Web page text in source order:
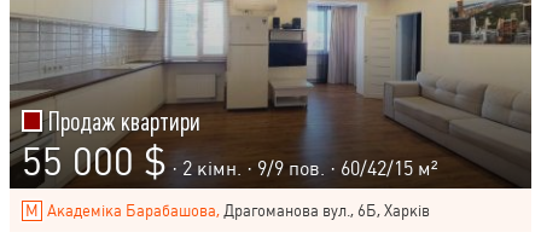
Продаж квартири
55 000 $ · 2 кімн. · 9/9 пов. · 60/42/15 м²
Академіка Барабашова, Драгоманова вул., 6Б, Харків